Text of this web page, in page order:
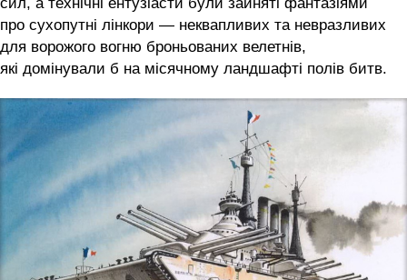
про сухопутні лінкори — неквапливих та невразливих
для ворожого вогню броньованих велетнів,
які домінували б на місячному ландшафті полів битв.